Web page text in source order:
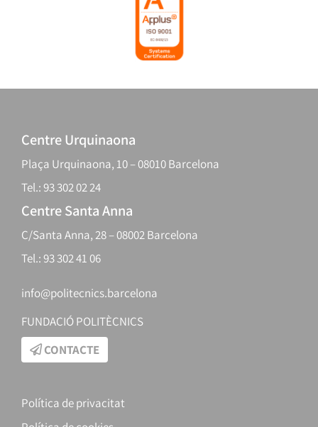
Centre Urquinaona
Plaça Urquinaona, 10 – 08010 Barcelona
Tel.: 93 302 02 24
Centre Santa Anna
C/Santa Anna, 28 – 08002 Barcelona
Tel.: 93 302 41 06
info@politecnics.barcelona
FUNDACIÓ POLITÈCNICS
CONTACTE
Política de privacitat